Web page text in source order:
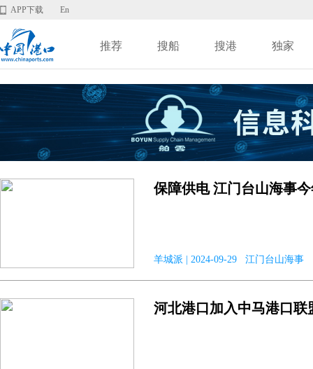
APP下载 En
推荐 搜船 搜港 独家
保障供电 江门台山海事
羊城派 | 2024-09-29 江门台山海事
河北港口加入中马港口联